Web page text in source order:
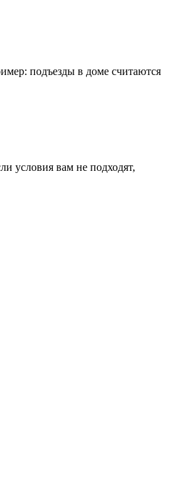
подъезды в доме считаются
условия вам не подходят,